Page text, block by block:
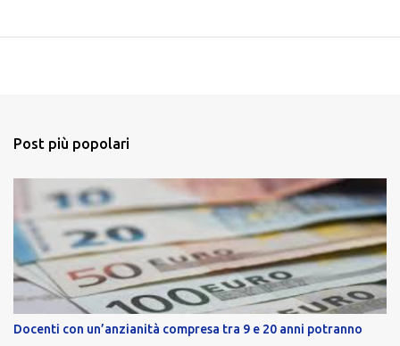
Post più popolari
Docenti con un’anzianità compresa tra 9 e 20 anni potranno